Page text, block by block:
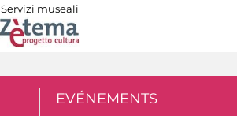
Servizi museali
EVÉNEMENTS